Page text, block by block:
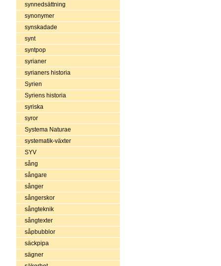
synnedsättning
synonymer
synskadade
synt
syntpop
syrianer
syrianers historia
Syrien
Syriens historia
syriska
syror
Systema Naturae
systematik-växter
SYV
sång
sångare
sånger
sångerskor
sångteknik
sångtexter
såpbubblor
säckpipa
sägner